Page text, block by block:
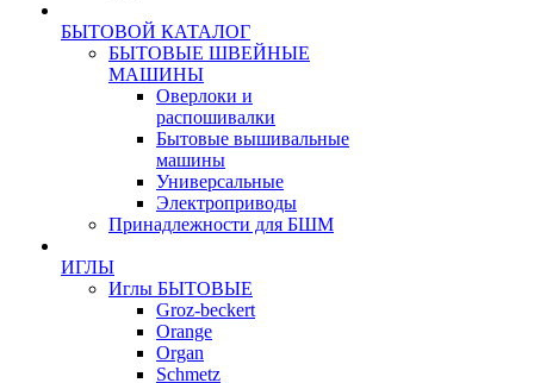
БЫТОВОЙ КАТАЛОГ
БЫТОВЫЕ ШВЕЙНЫЕ
МАШИНЫ
Оверлоки и
распошивалки
Бытовые вышивальные
машины
Универсальные
Электроприводы
Принадлежности для БШМ
ИГЛЫ
Иглы БЫТОВЫЕ
Groz-beckert
Orange
Organ
Schmetz